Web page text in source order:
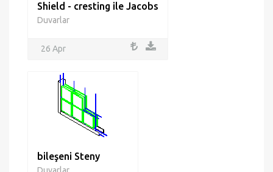
Shield - cresting ile Jacobs
Duvarlar
26 Apr
bileşeni Steny